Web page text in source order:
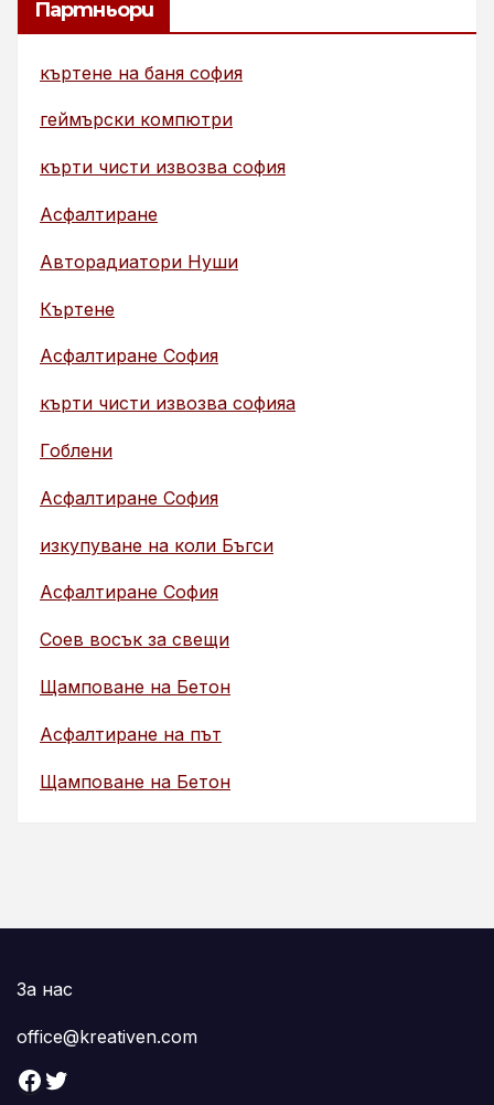
Партньори
къртене на баня софия
геймърски компютри
кърти чисти извозва софия
Асфалтиране
Авторадиатори Нуши
Къртене
Асфалтиране София
кърти чисти извозва софияа
Гоблени
Асфалтиране София
изкупуване на коли Бъгси
Асфалтиране София
Соев восък за свещи
Щамповане на Бетон
Асфалтиране на път
Щамповане на Бетон
За нас
office@kreativen.com
Facebook Twitter